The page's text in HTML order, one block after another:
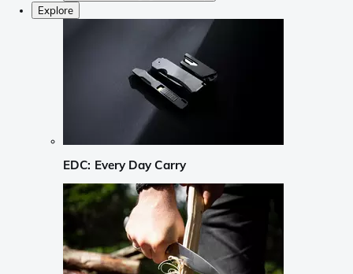
Explore
EDC: Every Day Carry